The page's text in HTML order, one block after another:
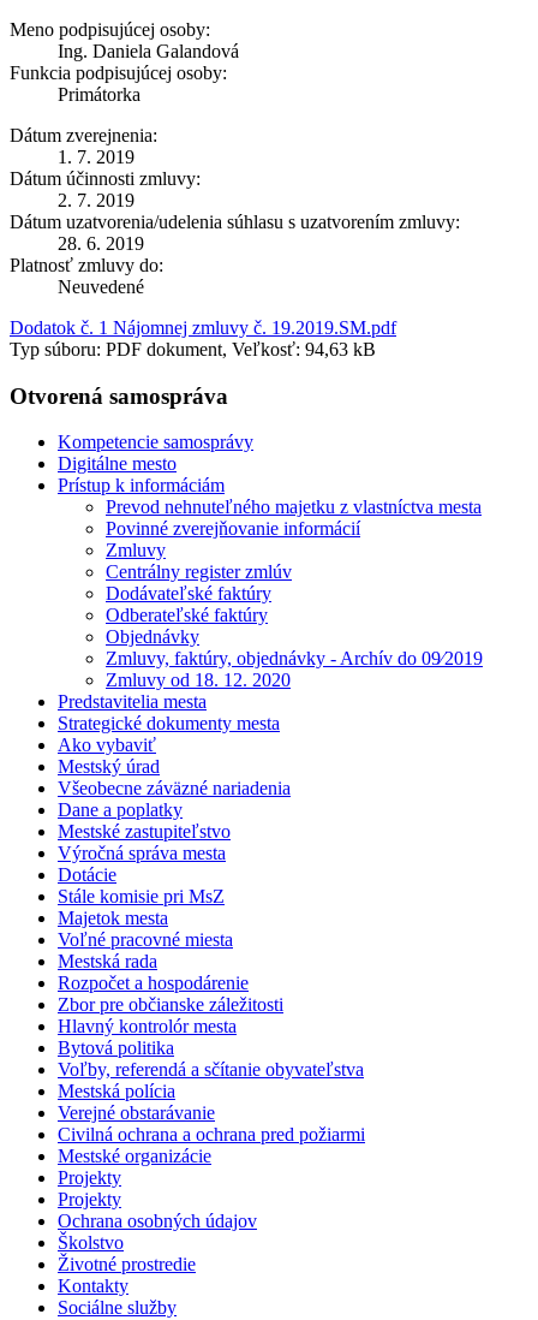
Meno podpisujúcej osoby:
Ing. Daniela Galandová
Funkcia podpisujúcej osoby:
Primátorka
Dátum zverejnenia:
1. 7. 2019
Dátum účinnosti zmluvy:
2. 7. 2019
Dátum uzatvorenia/udelenia súhlasu s uzatvorením zmluvy:
28. 6. 2019
Platnosť zmluvy do:
Neuvedené
Dodatok č. 1 Nájomnej zmluvy č. 19.2019.SM.pdf
Typ súboru: PDF dokument, Veľkosť: 94,63 kB
Otvorená samospráva
Kompetencie samosprávy
Digitálne mesto
Prístup k informáciám
Prevod nehnuteľného majetku z vlastníctva mesta
Povinné zverejňovanie informácií
Zmluvy
Centrálny register zmlúv
Dodávateľské faktúry
Odberateľské faktúry
Objednávky
Zmluvy, faktúry, objednávky - Archív do 09⁄2019
Zmluvy od 18. 12. 2020
Predstavitelia mesta
Strategické dokumenty mesta
Ako vybaviť
Mestský úrad
Všeobecne záväzné nariadenia
Dane a poplatky
Mestské zastupiteľstvo
Výročná správa mesta
Dotácie
Stále komisie pri MsZ
Majetok mesta
Voľné pracovné miesta
Mestská rada
Rozpočet a hospodárenie
Zbor pre občianske záležitosti
Hlavný kontrolór mesta
Bytová politika
Voľby, referendá a sčítanie obyvateľstva
Mestská polícia
Verejné obstarávanie
Civilná ochrana a ochrana pred požiarmi
Mestské organizácie
Projekty
Projekty
Ochrana osobných údajov
Školstvo
Životné prostredie
Kontakty
Sociálne služby